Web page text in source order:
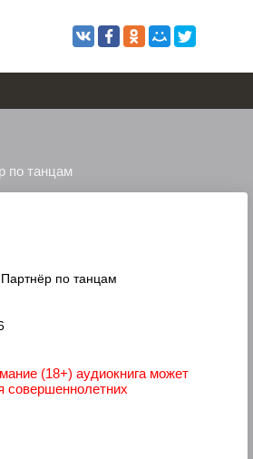
по танцам
по танцам
(18+) аудиокнига может
совершеннолетних